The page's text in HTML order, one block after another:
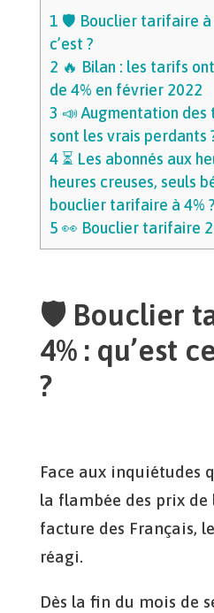
1 🛡 Bouclier tarifaire à
c’est ?
2 🔥 Bilan : les tarifs
de 4% en février 2022
3 📣 Augmentation des
sont les vrais perdants
4⏳ Les abonnés aux
heures creuses, seuls
bouclier tarifaire à 4% ?
5 👀 Bouclier tarifaire
🛡 Bouclier
4% : qu’est
?
Face aux inquiétudes
la flambée des prix de
facture des Français,
réagi.
Dès la fin du mois de